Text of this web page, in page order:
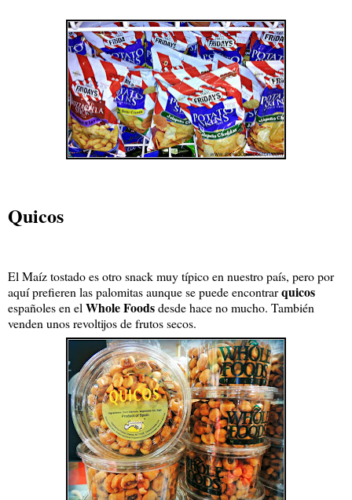
Quicos
El Maíz tostado es otro snack muy típico en nuestro país, pero por
aquí prefieren las palomitas aunque se puede encontrarquicos
españoles en el Whole Foodsdesde hace no mucho. También
venden unos revoltijos de frutos secos.